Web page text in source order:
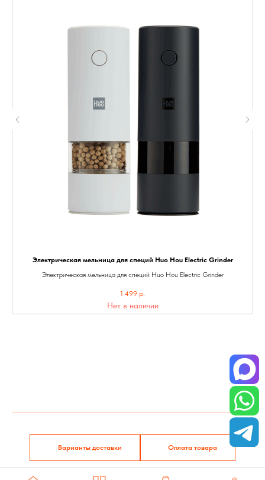
Электрическая мельница для специй Huo Hou Electric Grinder
Электрическая мельница для специй Huo Hou Electric Grinder
1 499 р.
Нет в наличии
Варианты доставки Оплата товара
Made on Tilda